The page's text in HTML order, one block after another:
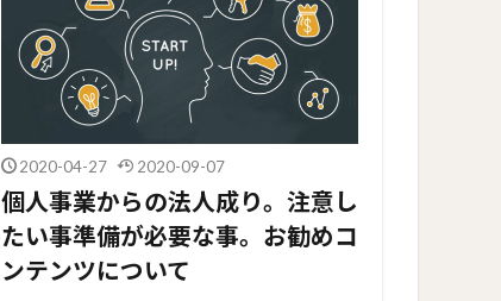
2020-04-27 2020-09-07
個人事業からの法人成り。注意し
たい事準備が必要な事。お勧めコ
ンテンツについて